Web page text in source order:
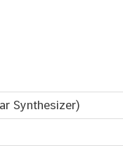
Synthesizer)